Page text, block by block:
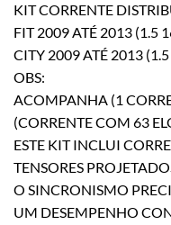
KIT CORRENTE
FIT 2009 ATÉ 2013 (1.5
CITY 2009 ATÉ 2013
OBS:
ACOMPANHA (1
(CORRENTE COM 63
ESTE KIT INCLUI
TENSORES
O SINCRONISMO
UM DESEMPENHO